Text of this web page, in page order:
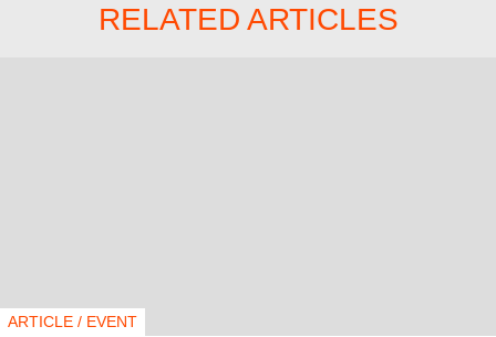
RELATED ARTICLES
ARTICLE / EVENT